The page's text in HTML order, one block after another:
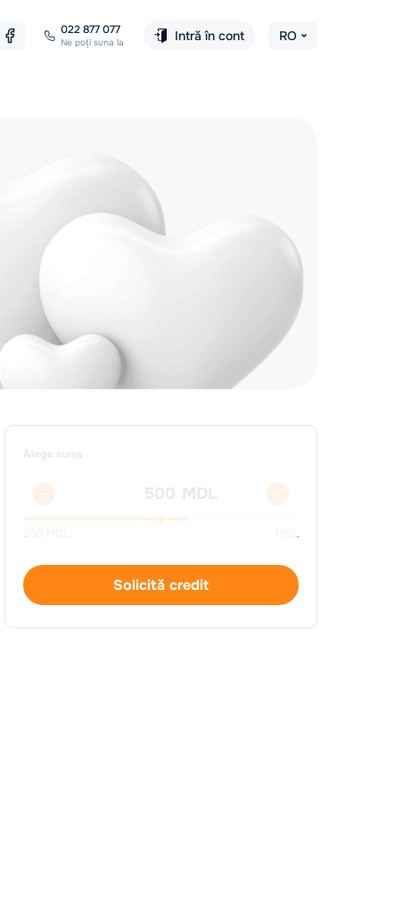
022 877 077
Ne poți suna la Intră în cont RO
Alege suma
MDL
500 MDL
Solicită credit